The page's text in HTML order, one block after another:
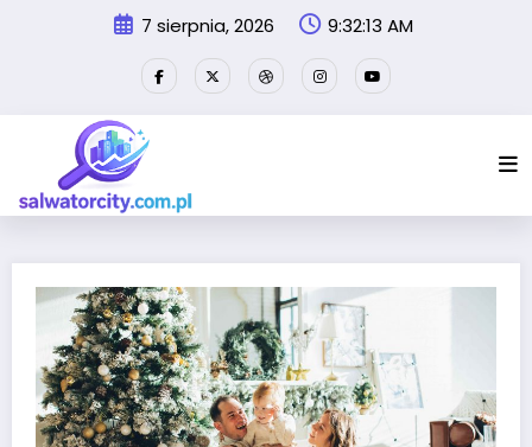
7 sierpnia, 2026 9:32:13 AM